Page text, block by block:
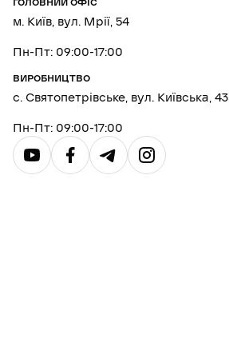
ГОЛОВНИЙ ОФІС
м. Київ, вул. Мрії, 54
Пн-Пт: 09:00-17:00
ВИРОБНИЦТВО
с. Святопетрівське, вул. Київська, 43
Пн-Пт: 09:00-17:00